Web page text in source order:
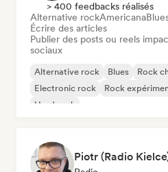
> 400 feedbacks réalisés
Alternative rockAmericana
Écrire des articles
Publier des posts ou reels
sociaux
Alternative rock Blues Rock
Electronic rock
Rock
Hard rock
Piotr (Radio